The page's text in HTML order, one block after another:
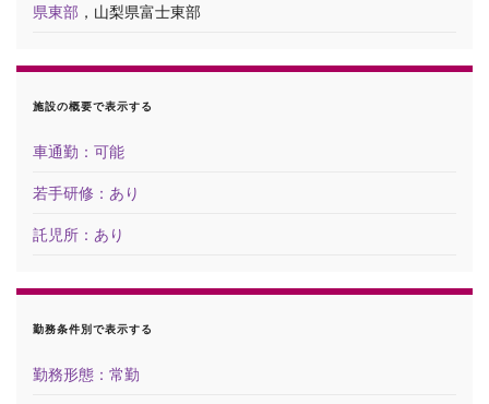
県東部 ，山梨県富士東部
施設の概要で表示する
車通勤：可能
若手研修：あり
託児所：あり
勤務条件別で表示する
勤務形態：常勤